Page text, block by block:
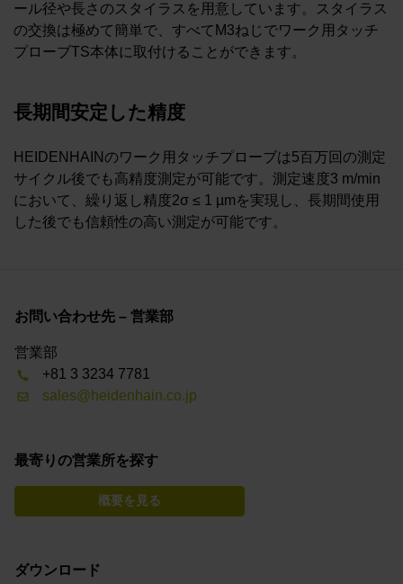
ール径や長さのスタイラスを用意しています。スタイラス
の交換は極めて簡単で、すべてM3ねじでワーク用タッチ
プローブTS本体に取付けることができます。
長期間安定した精度
HEIDENHAINのワーク用タッチプローブは5百万回の測定
サイクル後でも高精度測定が可能です。測定速度3 m/min
において、繰り返し精度2σ ≤ 1 µmを実現し、長期間使用
した後でも信頼性の高い測定が可能です。
お問い合わせ先 – 営業部
営業部
+81 3 3234 7781
sales@heidenhain.co.jp
最寄りの営業所を探す
概要を見る
ダウンロード